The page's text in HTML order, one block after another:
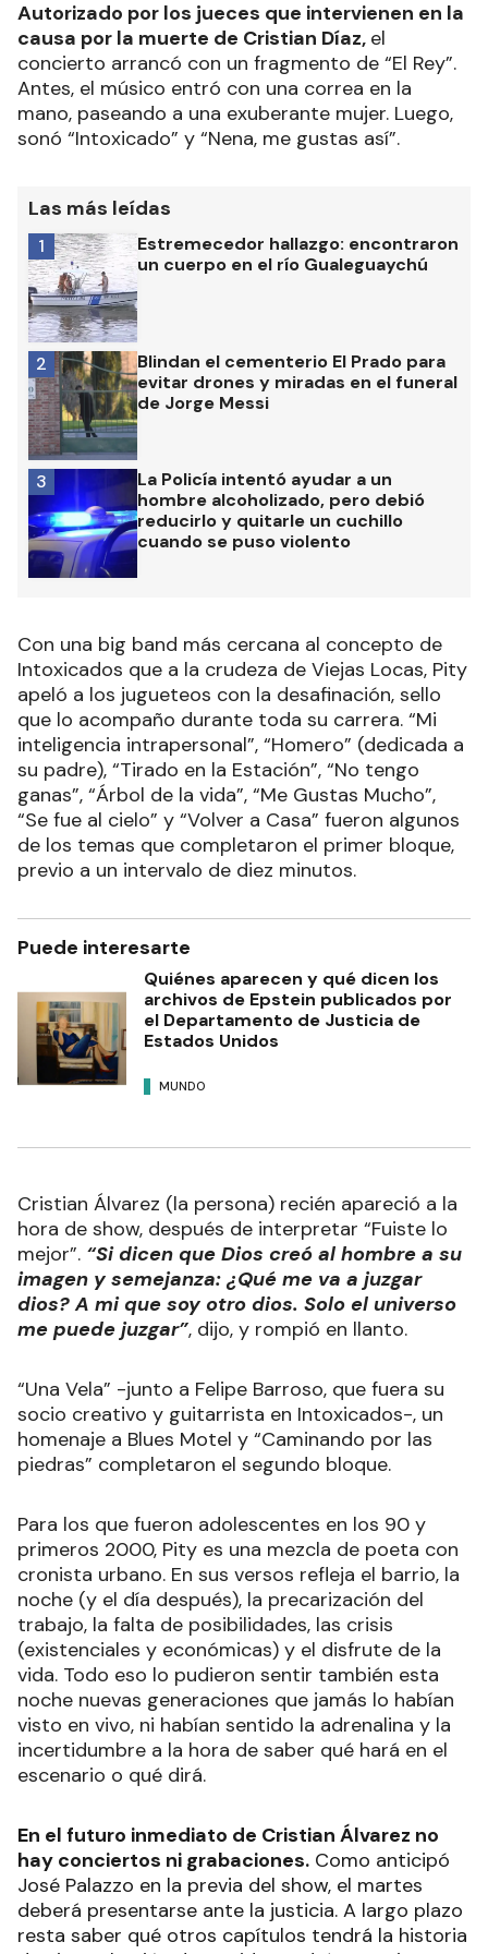
Autorizado por los jueces que intervienen en la
causa por la muerte de Cristian Díaz, el
concierto arrancó con un fragmento de “El Rey”.
Antes, el músico entró con una correa en la
mano, paseando a una exuberante mujer. Luego,
sonó “Intoxicado” y “Nena, me gustas así”.
Las más leídas
Estremecedor hallazgo: encontraron
un cuerpo en el río Gualeguaychú
1
Blindan el cementerio El Prado para
evitar drones y miradas en el funeral
de Jorge Messi
2
La Policía intentó ayudar a un
hombre alcoholizado, pero debió
reducirlo y quitarle un cuchillo
cuando se puso violento
3
Con una big band más cercana al concepto de
Intoxicados que a la crudeza de Viejas Locas, Pity
apeló a los jugueteos con la desafinación, sello
que lo acompaño durante toda su carrera. “Mi
inteligencia intrapersonal”, “Homero” (dedicada a
su padre), “Tirado en la Estación”, “No tengo
ganas”, “Árbol de la vida”, “Me Gustas Mucho”,
“Se fue al cielo” y “Volver a Casa” fueron algunos
de los temas que completaron el primer bloque,
previo a un intervalo de diez minutos.
Puede interesarte
Quiénes aparecen y qué dicen los
archivos de Epstein publicados por
el Departamento de Justicia de
Estados Unidos
MUNDO
Cristian Álvarez (la persona) recién apareció a la
hora de show, después de interpretar “Fuiste lo
mejor”. “Si dicen que Dios creó al hombre a su
imagen y semejanza: ¿Qué me va a juzgar
dios? A mi que soy otro dios. Solo el universo
me puede juzgar”, dijo, y rompió en llanto.
“Una Vela” -junto a Felipe Barroso, que fuera su
socio creativo y guitarrista en Intoxicados-, un
homenaje a Blues Motel y “Caminando por las
piedras” completaron el segundo bloque.
Para los que fueron adolescentes en los 90 y
primeros 2000, Pity es una mezcla de poeta con
cronista urbano. En sus versos refleja el barrio, la
noche (y el día después), la precarización del
trabajo, la falta de posibilidades, las crisis
(existenciales y económicas) y el disfrute de la
vida. Todo eso lo pudieron sentir también esta
noche nuevas generaciones que jamás lo habían
visto en vivo, ni habían sentido la adrenalina y la
incertidumbre a la hora de saber qué hará en el
escenario o qué dirá.
En el futuro inmediato de Cristian Álvarez no
hay conciertos ni grabaciones. Como anticipó
José Palazzo en la previa del show, el martes
deberá presentarse ante la justicia. A largo plazo
resta saber qué otros capítulos tendrá la historia